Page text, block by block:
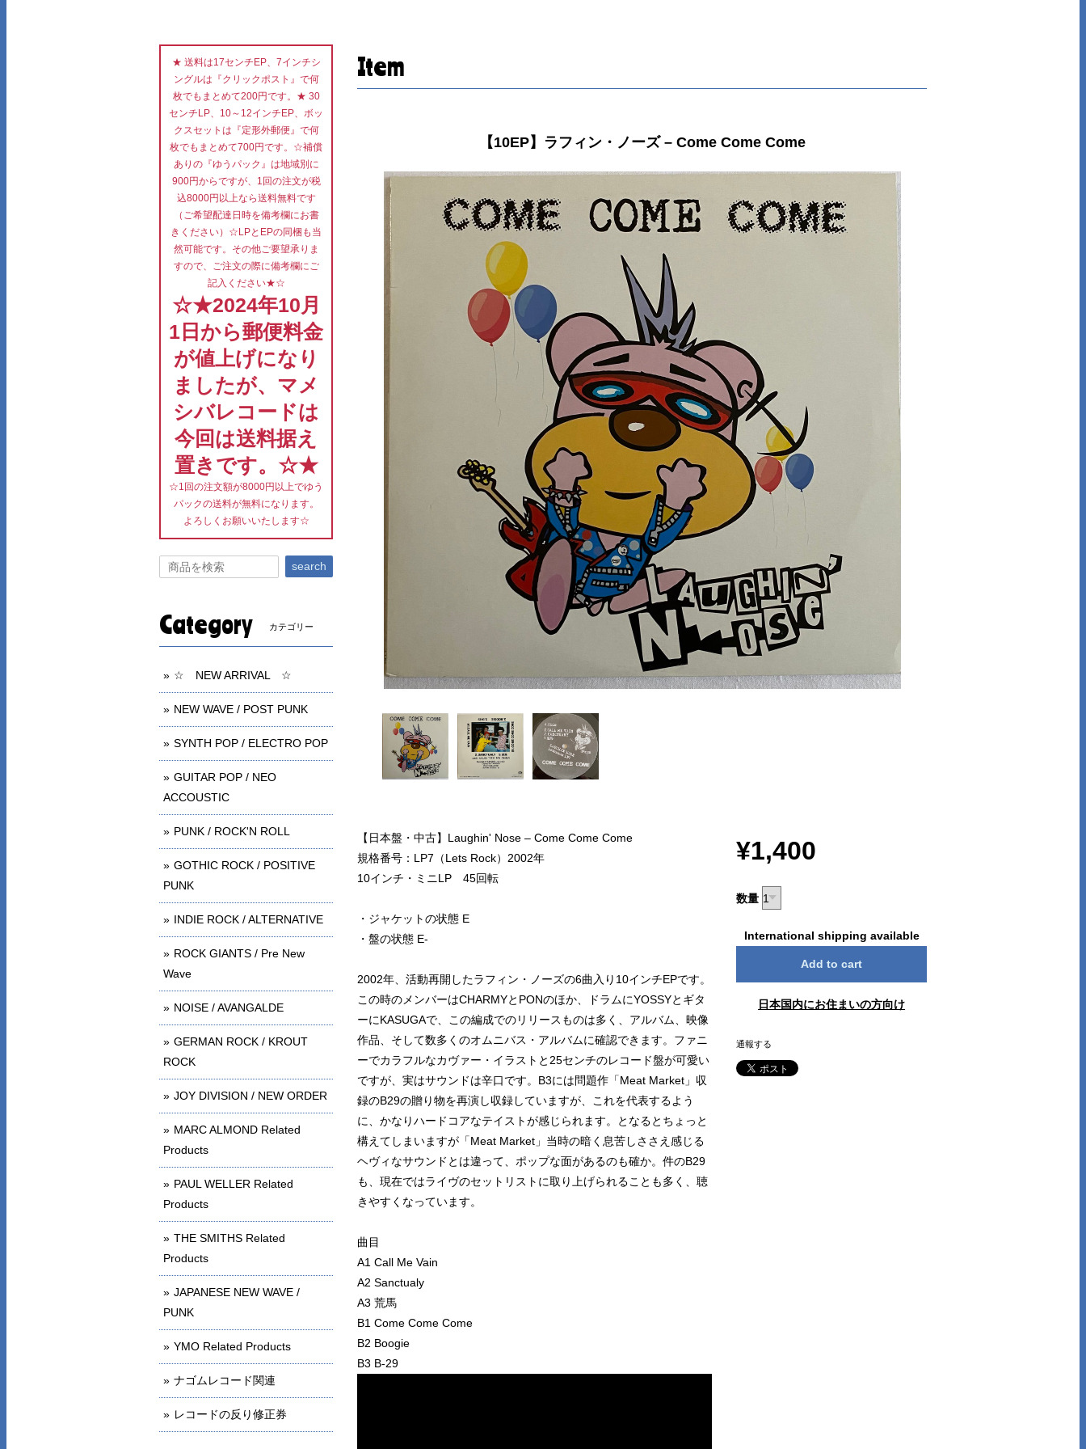
Item
【10EP】ラフィン・ノーズ – Come Come Come
【日本盤・中古】Laughin' Nose – Come Come Come
規格番号：LP7（Lets Rock）2002年
10インチ・ミニLP 45回転
・ジャケットの状態 E
・盤の状態 E-
2002年、活動再開したラフィン・ノーズの6曲入り10インチEPです。
この時のメンバーはCHARMYとPONのほか、ドラムにYOSSYとギタ
ーにKASUGAで、この編成でのリリースものは多く、アルバム、映像
作品、そして数多くのオムニバス・アルバムに確認できます。ファニ
ーでカラフルなカヴァー・イラストと25センチのレコード盤が可愛い
ですが、実はサウンドは辛口です。B3には問題作「Meat Market」収
録のB29の贈り物を再演し収録していますが、これを代表するよう
に、かなりハードコアなテイストが感じられます。となるとちょっと
構えてしまいますが「Meat Market」当時の暗く息苦しささえ感じる
ヘヴィなサウンドとは違って、ポップな面があるのも確か。件のB29
も、現在ではライヴのセットリストに取り上げられることも多く、聴
きやすくなっています。
曲目
A1 Call Me Vain
A2 Sanctualy
A3 荒馬
B1 Come Come Come
B2 Boogie
B3 B-29
¥1,400
数量
International shipping available
Add to cart
日本国内にお住まいの方向け
通報する
★ 送料は17センチEP、7インチシ
ングルは『クリックポスト』で何
枚でもまとめて200円です。★ 30
センチLP、10～12インチEP、ボッ
クスセットは『定形外郵便』で何
枚でもまとめて700円です。☆補償
ありの『ゆうパック』は地域別に
900円からですが、1回の注文が税
込8000円以上なら送料無料です
（ご希望配達日時を備考欄にお書
きください）☆LPとEPの同梱も当
然可能です。その他ご要望承りま
すので、ご注文の際に備考欄にご
記入ください★☆
☆★2024年10月
1日から郵便料金
が値上げになり
ましたが、マメ
シバレコードは
今回は送料据え
置きです。☆★
☆1回の注文額が8000円以上でゆう
パックの送料が無料になります。
よろしくお願いいたします☆
search
Category カテゴリー
☆ NEW ARRIVAL ☆
NEW WAVE / POST PUNK
SYNTH POP / ELECTRO POP
GUITAR POP / NEO
ACCOUSTIC
PUNK / ROCK'N ROLL
GOTHIC ROCK / POSITIVE
PUNK
INDIE ROCK / ALTERNATIVE
ROCK GIANTS / Pre New
Wave
NOISE / AVANGALDE
GERMAN ROCK / KROUT
ROCK
JOY DIVISION / NEW ORDER
MARC ALMOND Related
Products
PAUL WELLER Related
Products
THE SMITHS Related
Products
JAPANESE NEW WAVE /
PUNK
YMO Related Products
ナゴムレコード関連
レコードの反り修正券